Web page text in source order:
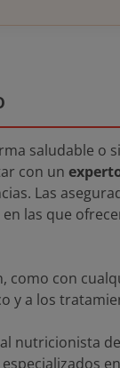
saludable o
con un
Las
las que
como con
y a los
nutricionista